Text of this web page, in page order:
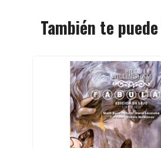
También te